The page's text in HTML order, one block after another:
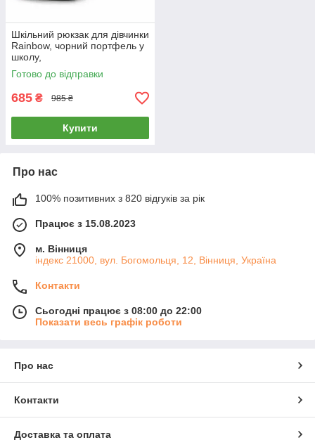
Шкільний рюкзак для дівчинки
Rainbow, чорний портфель у
школу,
водовідштовхувальний,
формат A4, легкий
Готово до відправки
685 ₴ 985 ₴
Купити
Про нас
100% позитивних з 820 відгуків за рік
Працює з 15.08.2023
м. Вінниця
індекс 21000, вул. Богомольця, 12, Вінниця, Україна
Контакти
Сьогодні працює з 08:00 до 22:00
Показати весь графік роботи
Про нас
Контакти
Доставка та оплата